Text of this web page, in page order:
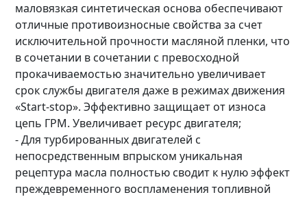
маловязкая синтетическая основа обеспечивают
отличные противоизносные свойства за счет
исключительной прочности масляной пленки, что
в сочетании в сочетании с превосходной
прокачиваемостью значительно увеличивает
срок службы двигателя даже в режимах движения
«Start-stop». Эффективно защищает от износа
цепь ГРМ. Увеличивает ресурс двигателя;
- Для турбированных двигателей с
непосредственным впрыском уникальная
рецептура масла полностью сводит к нулю эффект
преждевременного воспламенения топливной